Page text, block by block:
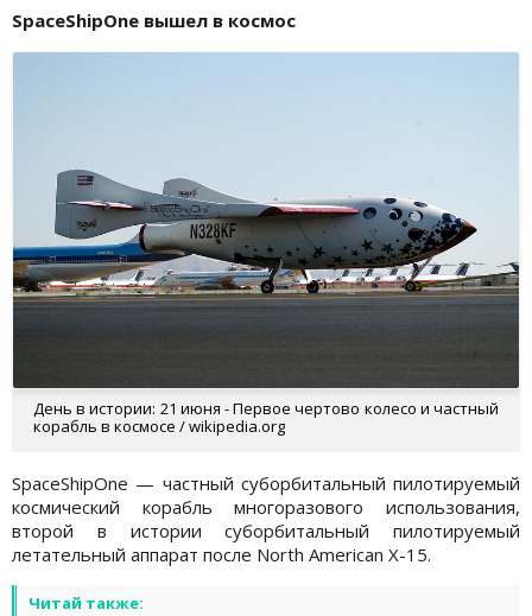
SpaceShipOne вышел в космос
День в истории: 21 июня - Первое чертово колесо и частный
корабль в космосе / wikipedia.org
SpaceShipOne — частный суборбитальный пилотируемый
космический корабль многоразового использования,
второй в истории суборбитальный пилотируемый
летательный аппарат после North American X-15.
Читай также: